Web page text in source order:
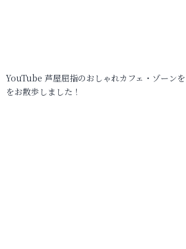
YouTube 芦屋屈指のおしゃれカフェ・ゾーン
をお散歩しました！